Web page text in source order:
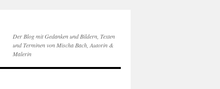
Der Blog mit Gedanken und Bildern, Texten
und Terminen von Mischa Bach, Autorin &
Malerin